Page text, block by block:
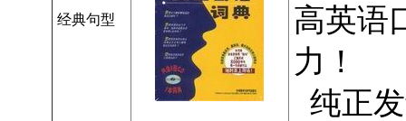
经典句型
高英语
力！
纯正